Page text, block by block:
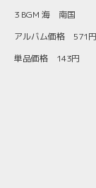
3 BGM 海 南国
アルバム価格 571円
単品価格 143円